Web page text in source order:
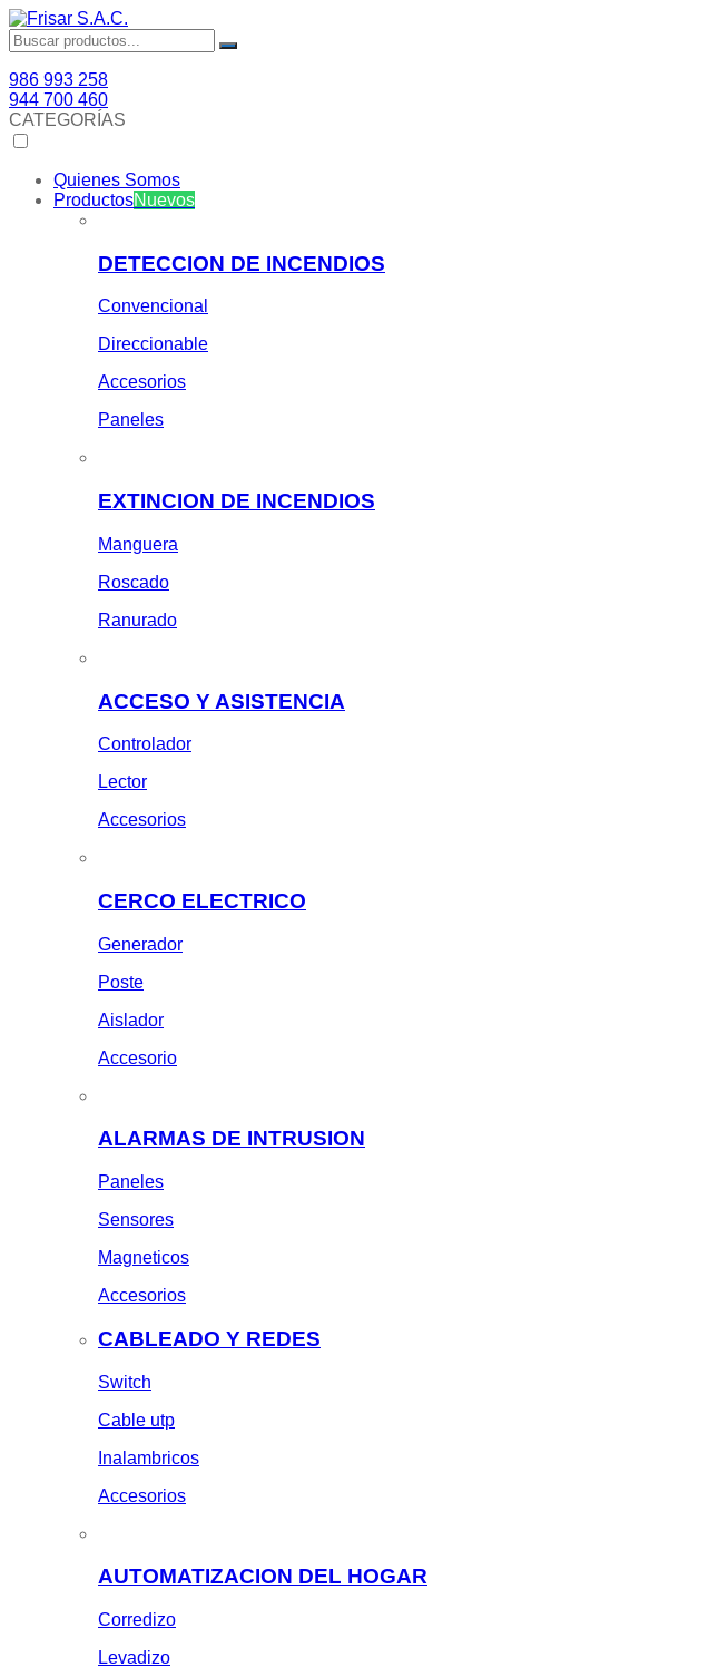
986 993 258
944 700 460
CATEGORÍAS
Quienes Somos
ProductosNuevos
DETECCION DE INCENDIOS
Convencional
Direccionable
Accesorios
Paneles
EXTINCION DE INCENDIOS
Manguera
Roscado
Ranurado
ACCESO Y ASISTENCIA
Controlador
Lector
Accesorios
CERCO ELECTRICO
Generador
Poste
Aislador
Accesorio
ALARMAS DE INTRUSION
Paneles
Sensores
Magneticos
Accesorios
CABLEADO Y REDES
Switch
Cable utp
Inalambricos
Accesorios
AUTOMATIZACION DEL HOGAR
Corredizo
Levadizo